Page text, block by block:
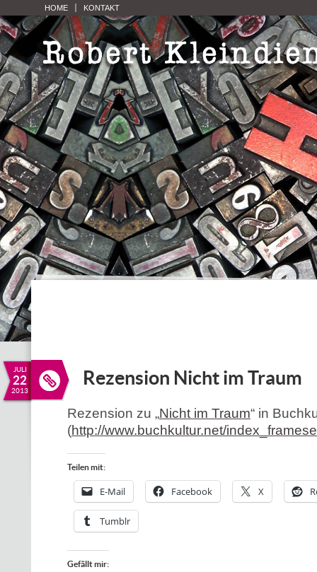
HOME KONTAKT
JULI
22
2013
Rezension Nicht im Traum
Rezension zu „Nicht im Traum“ in
(http://www.buchkultur.net/
Teilen mit:
E-Mail Facebook X
Tumblr
Gefällt mir: